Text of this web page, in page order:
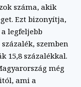
száma, akik
Ezt bizonyítja,
a legfeljebb
szemben
15,8 százalékkal.
még
ami a